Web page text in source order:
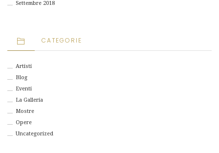
Settembre 2018
CATEGORIE
Artisti
Blog
Eventi
La Galleria
Mostre
Opere
Uncategorized